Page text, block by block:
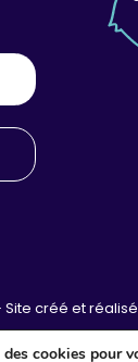
Site créé et
cookies pour